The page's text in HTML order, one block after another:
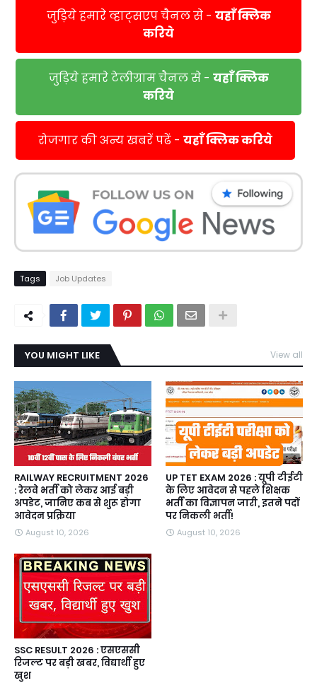
जुड़िये हमारे व्हाट्सएप चैनल से - यहाँ क्लिक
करिये
जुड़िये हमारे टेलीग्राम चैनल से - यहाँ क्लिक
करिये
रोजगार की अन्य खबरें पढें - यहाँ क्लिक करिये
Tags Job Updates
YOU MIGHT LIKE View all
RAILWAY RECRUITMENT 2026
: रेलवे भर्ती को लेकर आई बड़ी
अपडेट, जानिए कब से शुरू होगा
आवेदन प्रक्रिया
August 10, 2026
UP TET EXAM 2026 : यूपी टीईटी
के लिए आवेदन से पहले शिक्षक
भर्ती का विज्ञापन जारी, इतने पदों
पर निकली भर्ती!
August 10, 2026
SSC RESULT 2026 : एसएससी
रिजल्ट पर बड़ी खबर, विद्यार्थी हुए
खुश